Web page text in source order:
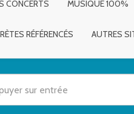
CONCERTS MUSIQUE 100%
RÉFÉRENCÉS AUTRES